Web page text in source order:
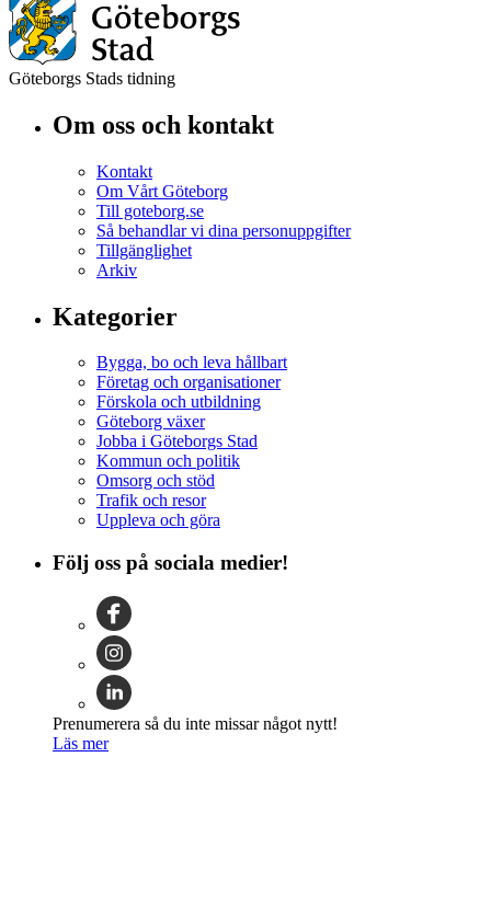
Göteborgs Stads tidning
Om oss och kontakt
Kontakt
Om Vårt Göteborg
Till goteborg.se
Så behandlar vi dina personuppgifter
Tillgänglighet
Arkiv
Kategorier
Bygga, bo och leva hållbart
Företag och organisationer
Förskola och utbildning
Göteborg växer
Jobba i Göteborgs Stad
Kommun och politik
Omsorg och stöd
Trafik och resor
Uppleva och göra
Följ oss på sociala medier!
Prenumerera så du inte missar något nytt!
Läs mer